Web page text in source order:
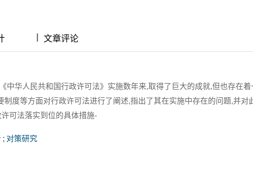
||||| 文章评论
中华人民共和国行政许可法》实施数年来,取得了巨大的成就,但也存在
制度等方面对行政许可法进行了阐述,指出了其在实施中存在的问题,并对
可法落实到位的具体措施-
; 对策研究